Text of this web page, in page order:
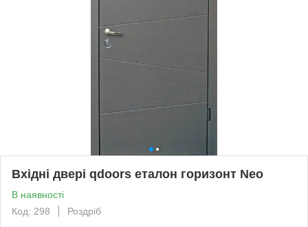
Вхідні двері qdoors еталон горизонт Neo
В наявності
Код: 298
Роздріб